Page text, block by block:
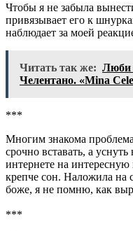
Чтобы я не забыла
привязывает его к
наблюдает за моей
Читать так же: Люби
Челентано. «Mina
​​​​​​​​​​​​​​***
Многим знакома
срочно вставать, а
интернете на
крепче сон. Наложила
боже, я не помню, как
​​​​​​​​​​​​​​***